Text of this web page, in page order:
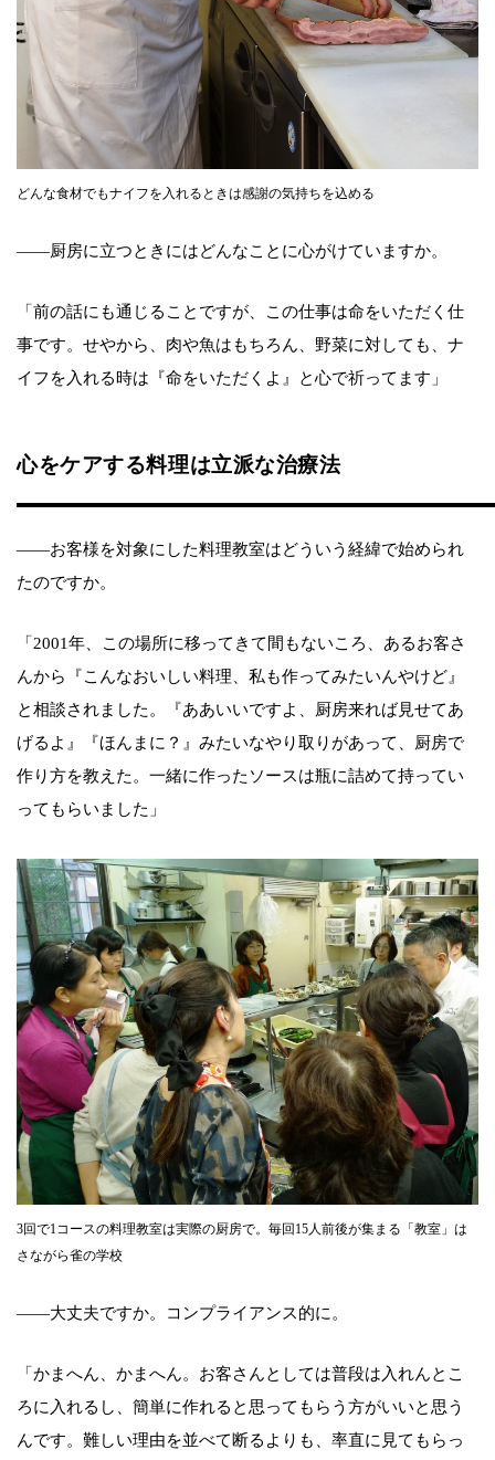
どんな食材でもナイフを入れるときは感謝の気持ちを込める
――厨房に立つときにはどんなことに心がけていますか。
「前の話にも通じることですが、この仕事は命をいただく仕
事です。せやから、肉や魚はもちろん、野菜に対しても、ナ
イフを入れる時は『命をいただくよ』と心で祈ってます」
心をケアする料理は立派な治療法
――お客様を対象にした料理教室はどういう経緯で始められ
たのですか。
「2001年、この場所に移ってきて間もないころ、あるお客さ
んから『こんなおいしい料理、私も作ってみたいんやけど』
と相談されました。『ああいいですよ、厨房来れば見せてあ
げるよ』『ほんまに？』みたいなやり取りがあって、厨房で
作り方を教えた。一緒に作ったソースは瓶に詰めて持ってい
ってもらいました」
3回で1コースの料理教室は実際の厨房で。毎回15人前後が集まる「教室」は
さながら雀の学校
――大丈夫ですか。コンプライアンス的に。
「かまへん、かまへん。お客さんとしては普段は入れんとこ
ろに入れるし、簡単に作れると思ってもらう方がいいと思う
んです。難しい理由を並べて断るよりも、率直に見てもらっ